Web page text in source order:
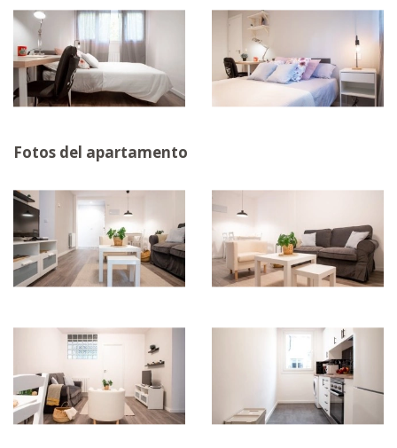
Fotos del apartamento